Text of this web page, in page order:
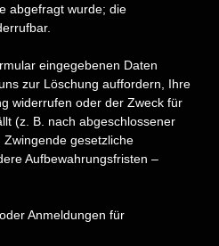
abgefragt wurde; die
eingegebenen Daten
zur Löschung auffordern, Ihre
widerrufen oder der Zweck für
(z. B. nach abgeschlossener
gesetzliche
Aufbewahrungsfristen –
oder Anmeldungen für